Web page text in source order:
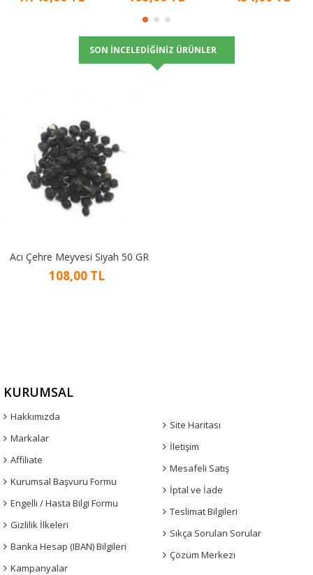
SON İNCELEDIĞINIZ ÜRÜNLER
Acı Çehre Meyvesi Siyah 50 GR
108,00 TL
KURUMSAL
Hakkımızda
Markalar
Affiliate
Kurumsal Başvuru Formu
Engelli / Hasta Bilgi Formu
Gizlilik İlkeleri
Banka Hesap (IBAN) Bilgileri
Kampanyalar
Site Haritası
İletişim
Mesafeli Satış
İptal ve İade
Teslimat Bilgileri
Sıkça Sorulan Sorular
Çözüm Merkezi